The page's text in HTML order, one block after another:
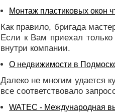
Монтаж пластиковых окон
Как правило, бригада
Если к Вам приехал
внутри компании.
О недвижимости в
Далеко не многим удается
все соответствовало
WATEC - Международная